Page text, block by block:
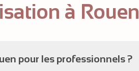
à Rouen
pour les professionnels ?